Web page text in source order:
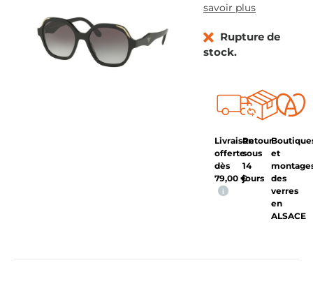
savoir plus
Rupture de
stock.
Livraison
offerte
dès
79,00 €
i
Retour
sous
14
jours
et
des
verres
en
ALSACE